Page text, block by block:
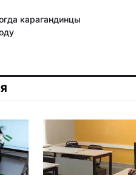
p
a
n
карагандинцы